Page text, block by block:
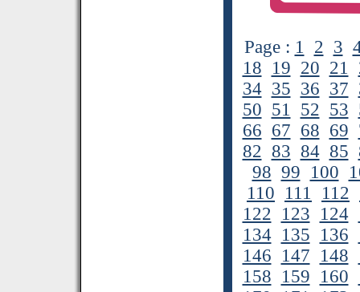
Page : 1 2 3
18 19 20 21
34 35 36 37
50 51 52 53
66 67 68 69
82 83 84 85
98 99 100
110 111 112
122 123 124
134 135 136
146 147 148
158 159 160